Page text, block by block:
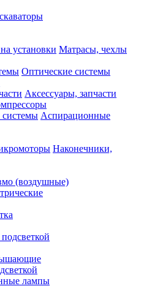
Матрасы, чехлы
Оптические системы
Аксессуары, запчасти
Аспирационные
Наконечники,
(воздушные)